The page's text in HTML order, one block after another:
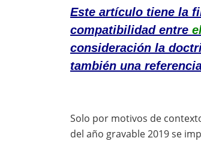
Este artículo tiene la
compatibilidad entre
consideración la
también una
Solo por motivos de
del año gravable 2019 se